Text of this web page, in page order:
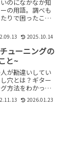
のになかなか知
の用語。調べも
りで困ったこと
方があるのも覚
2025.10.14
ューニングの
と~
が勘違いしてい
穴とは？ギター
方法をわかって
の落とし穴を理
ーニングはでき
2026.01.23